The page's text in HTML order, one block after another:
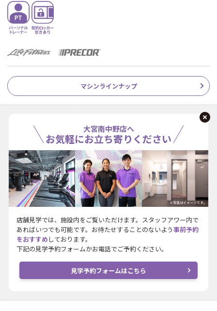
マシンラインナップ
大宮南中野店へ
お気軽にお立ち寄りください
※写真はイメージです。
店舗見学では、施設内をご覧いただけます。スタッフアワー内で
あればいつでも可能です。お待たせすることのないよう事前予約
をおすすめ しております。
下記の見学予約フォームかお電話でご予約ください。
見学予約フォームはこちら